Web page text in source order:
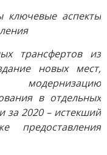
ключевые аспекты
трансфертов из
новых мест,
в отдельных
за 2020 – истекший